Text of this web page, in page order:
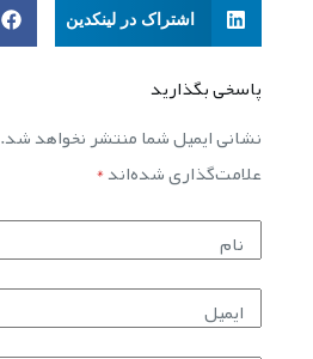
اشتراک در لینکدین
پاسخی بگذارید
نشانی ایمیل شما منتشر نخواهد شد.
علامت‌گذاری شده‌اند*
نام
ایمیل